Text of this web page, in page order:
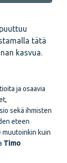
tätä
kasvua.
ja osaavia
sekä ihmisten
eteen
muutoinkin kuin
Timo